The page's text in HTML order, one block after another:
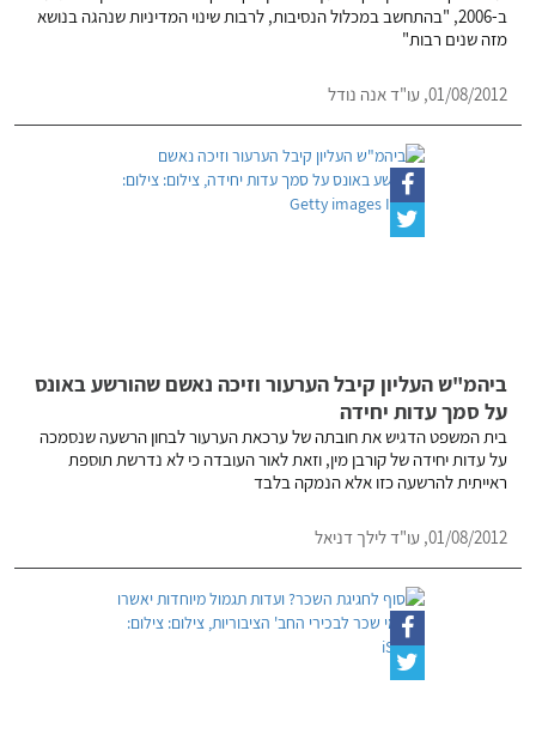
ב-2006, "בהתחשב במכלול הנסיבות, לרבות שינוי המדיניות שנהגה בנושא
מזה שנים רבות"
01/08/2012, עו"ד אנה נודל
ביהמ"ש העליון קיבל הערעור וזיכה נאשם שהורשע באונס
על סמך עדות יחידה
בית המשפט הדגיש את חובתה של ערכאת הערעור לבחון הרשעה שנסמכה
על עדות יחידה של קורבן מין, וזאת לאור העובדה כי לא נדרשת תוספת
ראייתית להרשעה כזו אלא הנמקה בלבד
01/08/2012, עו"ד לילך דניאל